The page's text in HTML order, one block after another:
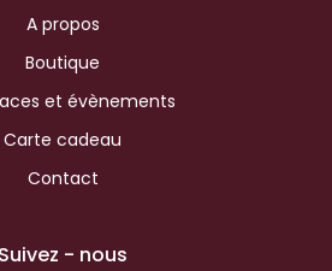
A propos
Boutique
et évènements
Carte cadeau
Contact
Suivez - nous